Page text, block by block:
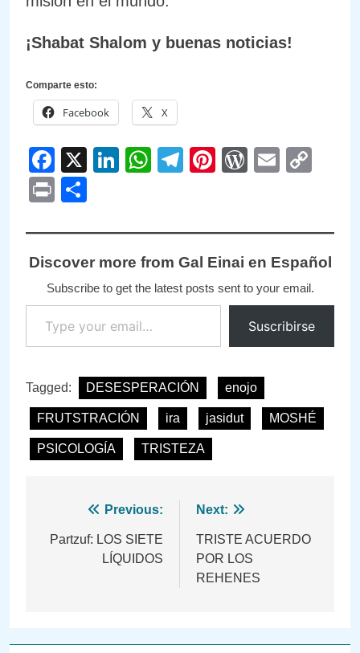
¡Shabat Shalom y buenas noticias!
Comparte esto:
Facebook X
Facebook
X LinkedIn
WhatsApp
Telegram
PinterestEmail
Print
Discover more from Gal Einai en Español
Subscribe to get the latest posts sent to your email.
Type your email…
Suscribirse
Tagged: DESESPERACIÓN enojo
FRUTSTRACIÓN ira jasidut MOSHÉ
PSICOLOGÍA TRISTEZA
Navegación
de
entradas
Previous:
Partzuf: LOS SIETE
LÍQUIDOS
Next:
TRISTE ACUERDO
POR LOS
REHENES